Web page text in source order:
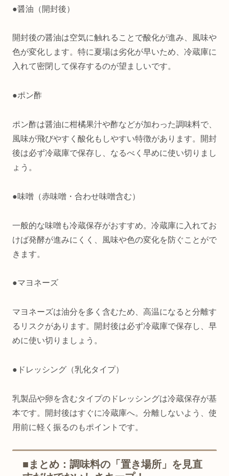
●醤油（開封後）
開封後の醤油は空気に触れることで酸化が進み、風味や
色が変化します。特に夏場は劣化が早いため、冷蔵庫に
入れて密閉して保存するのが望ましいです。
●ポン酢
ポン酢は醤油に柑橘果汁や酢などが加わった調味料で、
風味が飛びやすく酸化もしやすい特徴があります。開封
後は必ず冷蔵庫で保存し、なるべく早めに使い切りまし
ょう。
●味噌（赤味噌・合わせ味噌含む）
一般的な味噌も冷蔵保存がおすすめ。冷蔵庫に入れてお
けば発酵が進みにくく、風味や色の変化を防ぐことがで
きます。
●マヨネーズ
マヨネーズは油分を多く含むため、高温になると分離す
るリスクがあります。開封後は必ず冷蔵庫で保存し、早
めに使い切りましょう。
●ドレッシング（乳化タイプ）
乳製品や卵を含むタイプのドレッシングは冷蔵保存が基
本です。開封後はすぐに冷蔵庫へ。分離しないよう、使
用前に軽く振るのもポイントです。
■まとめ：調味料の「置き場所」を見直